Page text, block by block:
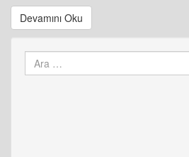
Devamını Oku
Arama
yap: